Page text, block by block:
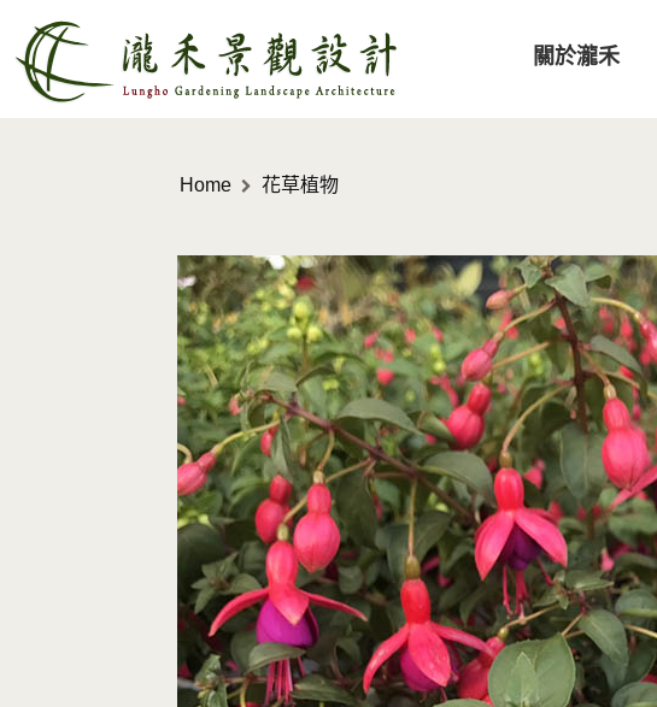
關於瀧禾
Home 花草植物